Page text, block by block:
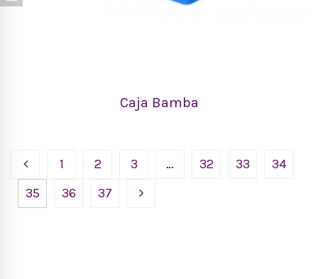
Caja Bamba
1 2 3 … 32 33
34
35
36 37